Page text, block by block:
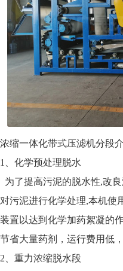
浓缩一体化带式压滤机分段介
1、化学预处理脱水
为了提高污泥的脱水性,改
对污泥进行化学处理,本机使
装置以达到化学加药絮凝的
节省大量药剂，运行费用低
2、重力浓缩脱水段